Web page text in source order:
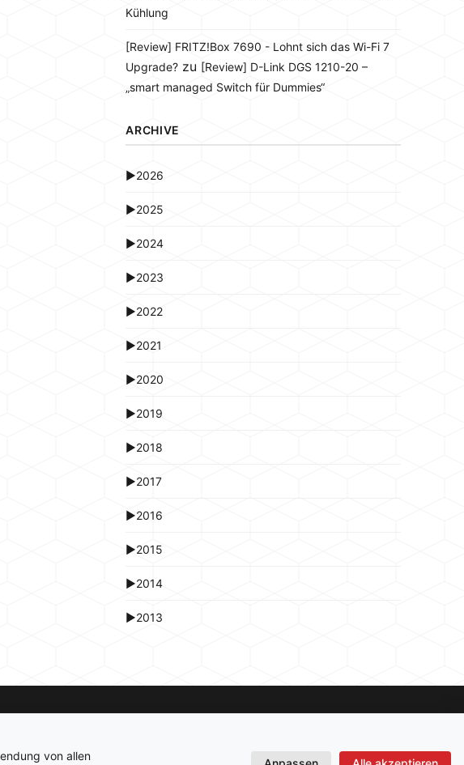
Kühlung
[Review] FRITZ!Box 7690 - Lohnt sich das Wi-Fi 7
Upgrade? zu [Review] D-Link DGS 1210-20 –
„smart managed Switch für Dummies“
ARCHIVE
►2026
►2025
►2024
►2023
►2022
►2021
►2020
►2019
►2018
►2017
►2016
►2015
►2014
►2013
von allen